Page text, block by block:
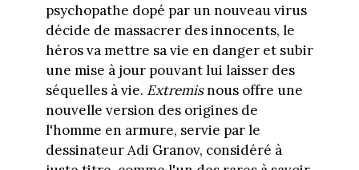
psychopathe dopé par un nouveau virus
décide de massacrer des innocents, le
héros va mettre sa vie en danger et subir
une mise à jour pouvant lui laisser des
séquelles à vie. Extremisnous offre une
nouvelle version des origines de
l'homme en armure, servie par le
dessinateur Adi Granov, considéré à